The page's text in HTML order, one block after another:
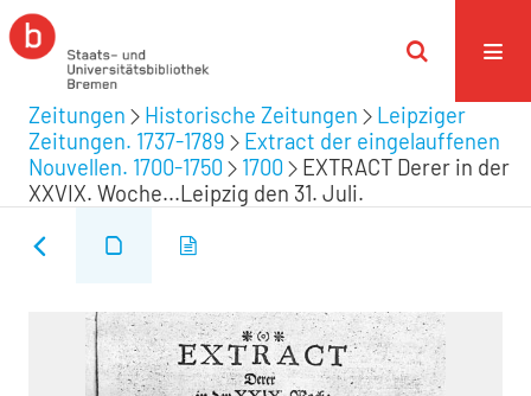
Zeitungen Historische Zeitungen
Leipziger
Zeitungen. 1737-1789
Extract der eingelauffenen
Nouvellen. 1700-1750
1700
EXTRACT Derer in der
XXVIX. Woche...Leipzig den 31. Juli.